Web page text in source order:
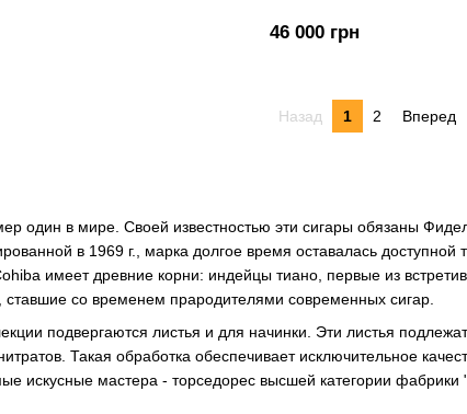
один в мире. Своей известностью эти сигары обязаны
в 1969 г., марка долгое время оставалась
имеет древние корни: индейцы тиано, первые из
ставшие со временем прародителями современных сигар.
подвергаются листья и для начинки. Эти листья
Такая обработка обеспечивает исключительное
искусные мастера - торседорес высшей категории
46 000 грн
Назад 1 2 Вперед